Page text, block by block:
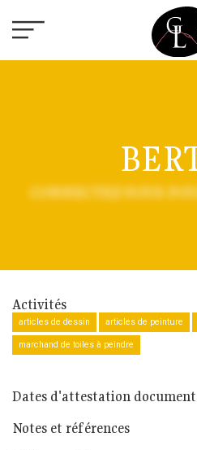
CONNECTEZ-VOUS
Activités
articles de dessin articles de peinture
marchand de toiles à peindre
Dates d'attestation
Notes et références